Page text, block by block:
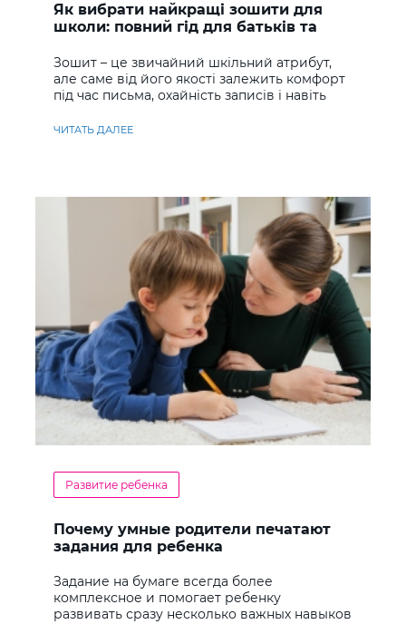
Як вибрати найкращі зошити для
школи: повний гід для батьків та
Зошит – це звичайний шкільний атрибут,
але саме від його якості залежить комфорт
під час письма, охайність записів і навіть
ЧИТАТЬ ДАЛЕЕ
Развитие ребенка
Почему умные родители печатают
задания для ребенка
Задание на бумаге всегда более
комплексное и помогает ребенку
развивать сразу несколько важных навыков